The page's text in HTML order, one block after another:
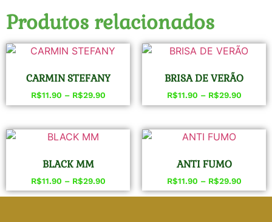
Produtos relacionados
CARMIN STEFANY
R$11.90 – R$29.90
BRISA DE VERÃO
R$11.90 – R$29.90
BLACK MM
R$11.90 – R$29.90
ANTI FUMO
R$11.90 – R$29.90